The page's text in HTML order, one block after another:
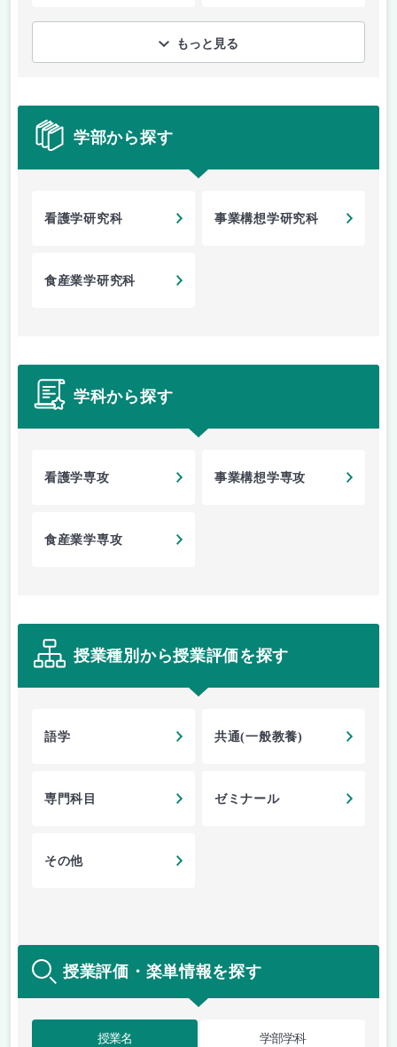
もっと見る
学部から探す
看護学研究科 事業構想学研究科
食産業学研究科
学科から探す
看護学専攻 事業構想学専攻
食産業学専攻
授業種別から授業評価を探す
語学 共通(一般教養)
専門科目 ゼミナール
その他
授業評価・楽単情報を探す
授業名 学部学科